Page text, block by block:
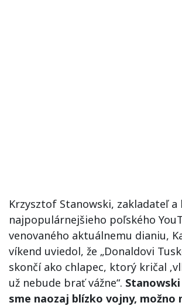
Krzysztof Stanowski, zakladateľ
najpopulárnejšieho poľského
venovaného aktuálnemu dianiu,
víkend uviedol, že „Donaldovi
skončí ako chlapec, ktorý kričal
už nebude brať vážne“.
sme naozaj blízko vojny, možno